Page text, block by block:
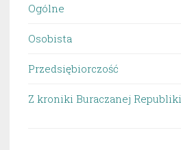
Ogólne
Osobista
Przedsiębiorczość
Z kroniki Buraczanej Republiki